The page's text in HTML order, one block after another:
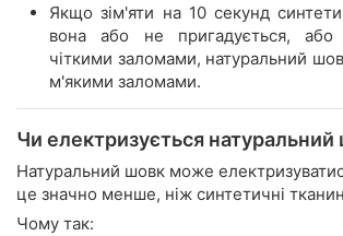
Якщо зім'яти на 10 секунд
вона або не пригадується, або
чіткими заломами, натуральний
м'якими заломами.
Чи електризується натуральний
Натуральний шовк може
це значно менше, ніж синтетичні
Чому так: